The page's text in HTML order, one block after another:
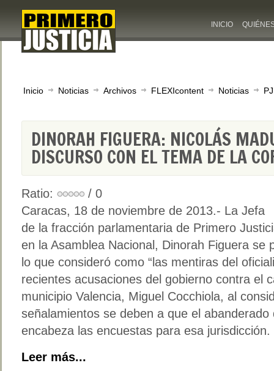
INICIO
Inicio Noticias Archivos FLEXIcontent Noticias
DINORAH FIGUERA: NICOLÁS
DISCURSO CON EL TEMA DE LA
Ratio:
/ 0
Caracas, 18 de noviembre de 2013.- La Jefa
de la fracción parlamentaria de Primero
en la Asamblea Nacional, Dinorah Figuera
lo que consideró como “las mentiras del
recientes acusaciones del gobierno contra el
municipio Valencia, Miguel Cocchiola, al
señalamientos se deben a que el
encabeza las encuestas para esa jurisdicción.
Leer más...